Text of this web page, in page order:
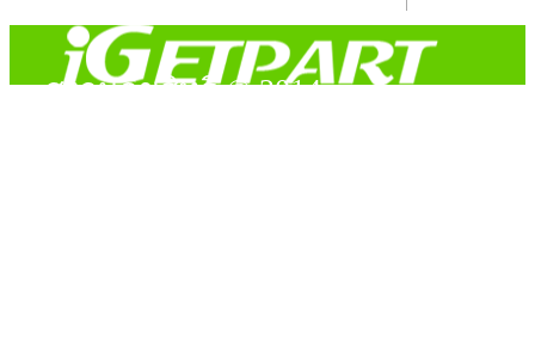
สงวนลิขสิทธิ์ © 2014